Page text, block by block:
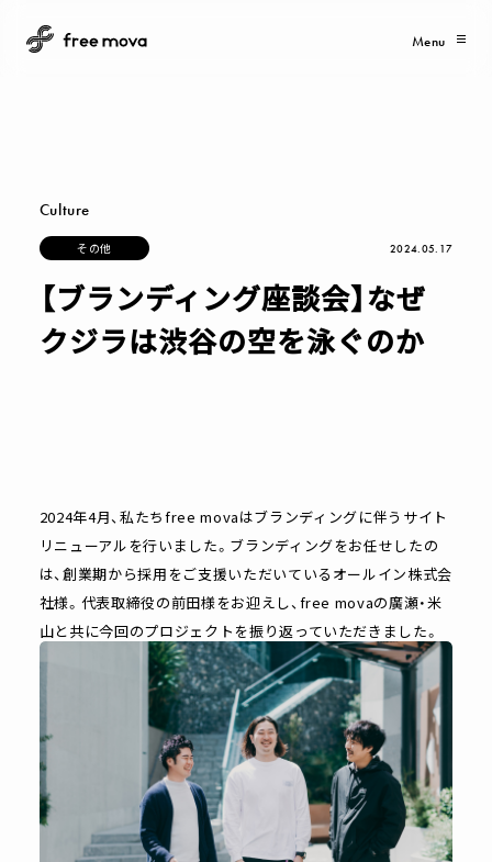
Menu
Culture
そ の他
その他
2024.05.17
【ブランディング座談会】なぜ
クジラは渋谷の空を泳ぐのか
2024年4月、私たちfree movaはブランディングに伴うサイト
リニューアルを行いました。ブランディングをお任せしたの
は、創業期から採用をご支援いただいているオールイン株式会
社様。代表取締役の前田様をお迎えし、free movaの廣瀬・米
山と共に今回のプロジェクトを振り返っていただきました。